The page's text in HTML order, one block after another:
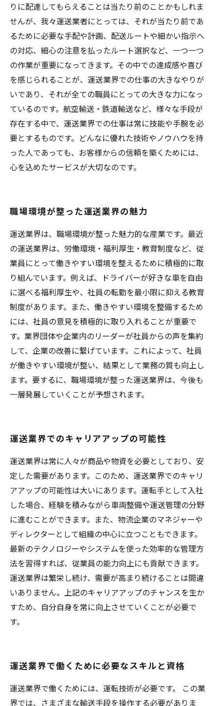
りに配達してもらえることは当たり前のことかもしれま
せんが、我々運送業者にとっては、それが当たり前であ
るために必要な手配や計画、配送ルートや細かい指示へ
の対応、細心の注意を払ったルート選択など、一つ一つ
の作業が重要になってきます。その中での達成感や喜び
を感じられることが、運送業界での仕事の大きなやりが
いであり、それが全ての職員にとっての大きな力になっ
ているのです。航空輸送・鉄道輸送など、様々な手段が
存在する中で、運送業界での仕事は常に技能や手腕を必
要とするものです。どんなに優れた技術やノウハウを持
った人であっても、お客様からの信頼を築くためには、
心を込めたサービスが大切なのです。
職場環境が整った運送業界の魅力
運送業界は、職場環境が整った魅力的な産業です。最近
の運送業界は、労働環境・福利厚生・教育制度など、従
業員にとって働きやすい環境を整えるために積極的に取
り組んでいます。例えば、ドライバーが好きな車を自由
に選べる福利厚生や、社員の転勤を最小限に抑える教育
制度があります。また、働きやすい環境を整備するため
には、社員の意見を積極的に取り入れることが重要で
す。業界団体や企業内のリーダーが社員からの声を集約
して、企業の改善に繋げています。これによって、社員
が働きやすい環境が整い、結果として業務の質も向上し
ます。要するに、職場環境が整った運送業界は、今後も
一層発展していくことが予想されます。
運送業界でのキャリアアップの可能性
運送業界は常に人々が商品や物資を必要としており、安
定した需要があります。このため、運送業界でのキャリ
アアップの可能性は大いにあります。運転手として入社
した場合、経験を積みながら車両整備や運送管理の分野
に進むことができます。また、物流企業のマネジャーや
ディレクターとして組織の中心に立つこともできます。
最新のテクノロジーやシステムを使った効率的な管理方
法を習得すれば、従業員の能力向上にも貢献できます。
運送業界は繁栄し続け、需要が高まり続けることは間違
いありません。上記のキャリアアップのチャンスを生か
すため、自分自身を常に向上させていくことが必要で
す。
運送業界で働くために必要なスキルと資格
運送業界で働くためには、運転技術が必要です。 この業
界では、さまざまな輸送手段を操作する必要がありま